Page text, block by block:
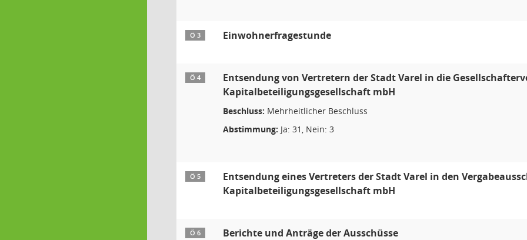
Ö 3 Einwohnerfragestunde
Ö 4
Entsendung von Vertretern der Stadt Varel in die
Kapitalbeteiligungsgesellschaft mbH
Beschluss: Mehrheitlicher Beschluss
Abstimmung: Ja: 31, Nein: 3
Ö 5
Entsendung eines Vertreters der Stadt Varel in den
Kapitalbeteiligungsgesellschaft mbH
Ö 6 Berichte und Anträge der Ausschüsse